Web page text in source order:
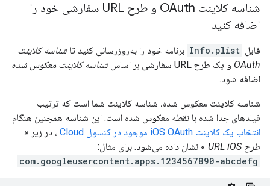
شناسه کلاینت OAuth و طرح URL سفارشی خود را
اضافه کنید
فایل Info.plist برنامه خود را به‌روزرسانی کنید تاشناسه کلاینت
OAuth و یک طرح URL سفارشی بر اساس
شناسه کلاینت معکوس شده
اضافه شود.
شناسه کلاینت معکوس شده، شناسه کلاینت شما است که ترتیب
فیلدهای جدا شده با نقطه معکوس شده است. این شناسه همچنین هنگام
انتخاب یک کلاینت iOS OAuth موجود در کنسول Cloud
، در زیر «
طرح URL iOS
» نشان داده می‌شود. برای مثال:
com.googleusercontent.apps.1234567890-abcdefg